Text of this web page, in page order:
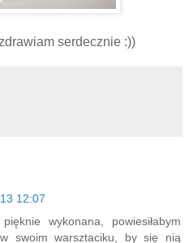
serdecznie :))
12:07
wykonana, powiesiłabym
swoim warsztaciku, by się nią